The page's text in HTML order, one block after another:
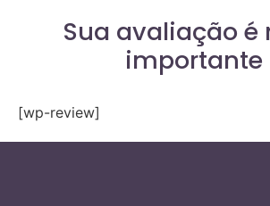
Sua avaliação é
importante
[wp-review]